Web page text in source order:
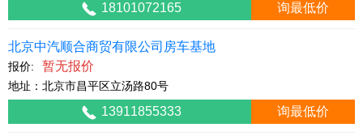
18101072165 询最低价
北京中汽顺合商贸有限公司房车基地
报价: 暂无报价
地址：北京市昌平区立汤路80号
13911855333 询最低价